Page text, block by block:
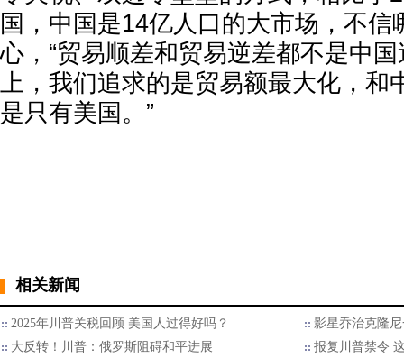
国，中国是14亿人口的大市场，不信
心，“贸易顺差和贸易逆差都不是中
上，我们追求的是贸易额最大化，和
是只有美国。”
相关新闻
2025年川普关税回顾 美国人过得好吗？
影星乔治克隆
大反转！川普：俄罗斯阻碍和平进展
报复川普禁令